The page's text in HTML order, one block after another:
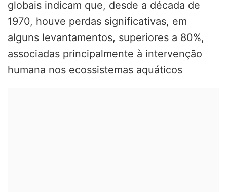
globais indicam que, desde a década de
1970, houve perdas significativas, em
alguns levantamentos, superiores a 80%,
associadas principalmente à intervenção
humana nos ecossistemas aquáticos